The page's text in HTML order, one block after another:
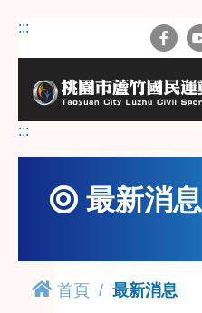
跳
容
:::
:::
最新消息
首頁 最新消息